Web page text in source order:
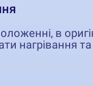
в
нагрівання та